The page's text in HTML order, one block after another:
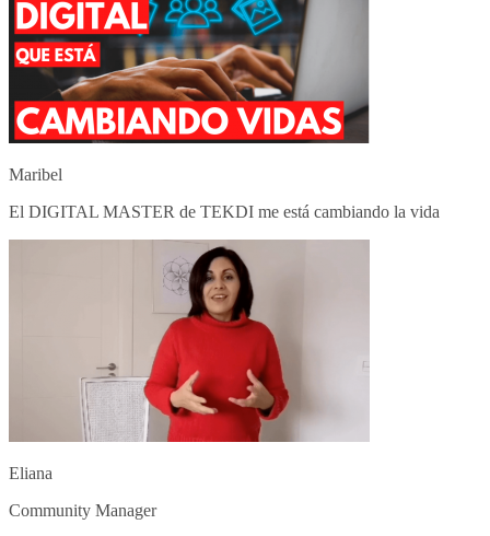
Maribel
El DIGITAL MASTER de TEKDI me está cambiando la vida
Eliana
Community Manager